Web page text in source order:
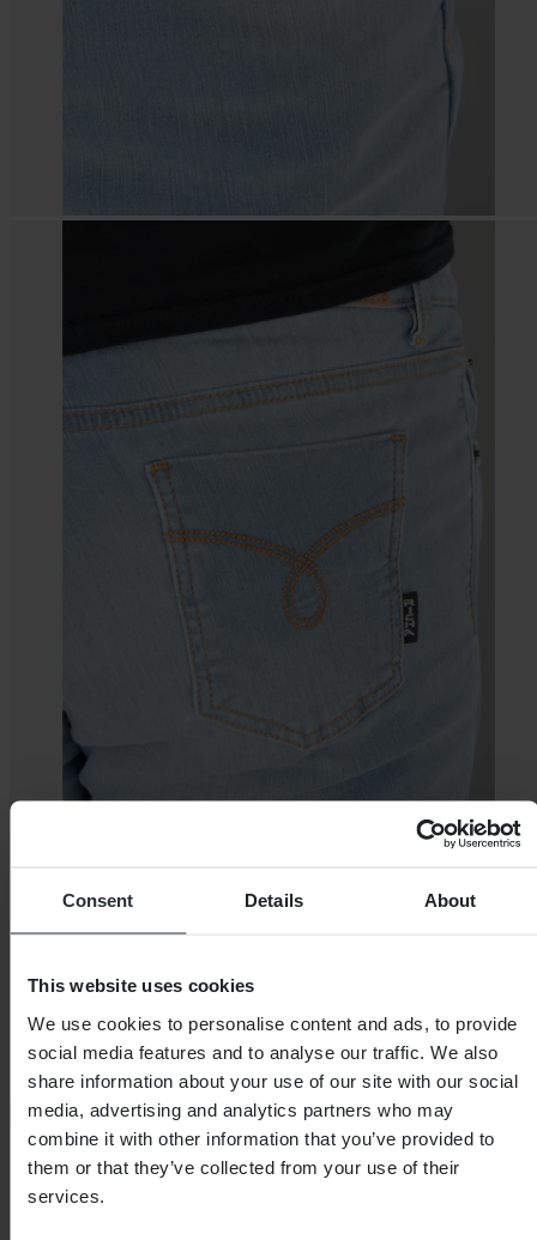
Consent Details About
This website uses cookies
We use cookies to personalise content and ads, to provide
social media features and to analyse our traffic. We also
share information about your use of our site with our social
media, advertising and analytics partners who may
combine it with other information that you’ve provided to
them or that they’ve collected from your use of their
services.